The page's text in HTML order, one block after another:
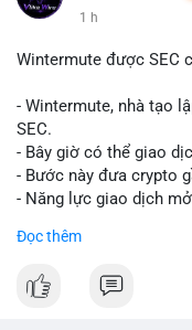
1 h
Wintermute được SEC
- Wintermute, nhà tạo
SEC.
- Bây giờ có thể giao
- Bước này đưa crypto
- Năng lực giao dịch
Đọc thêm